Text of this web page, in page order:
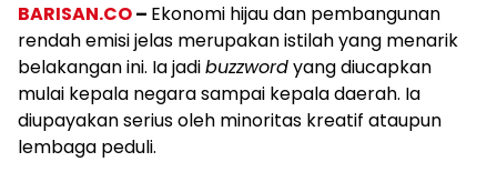
BARISAN.CO– Ekonomi hijau dan pembangunan
rendah emisi jelas merupakan istilah yang menarik
belakangan ini. Ia jadibuzzwordyang diucapkan
mulai kepala negara sampai kepala daerah. Ia
diupayakan serius oleh minoritas kreatif ataupun
lembaga peduli.